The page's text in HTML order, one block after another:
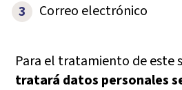
Correo electrónico
Para el tratamiento de este
tratará datos personales